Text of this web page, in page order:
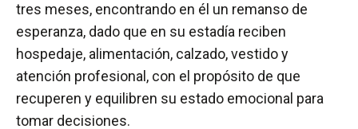
tres meses, encontrando en él un remanso de
esperanza, dado que en su estadía reciben
hospedaje, alimentación, calzado, vestido y
atención profesional, con el propósito de que
recuperen y equilibren su estado emocional para
tomar decisiones.